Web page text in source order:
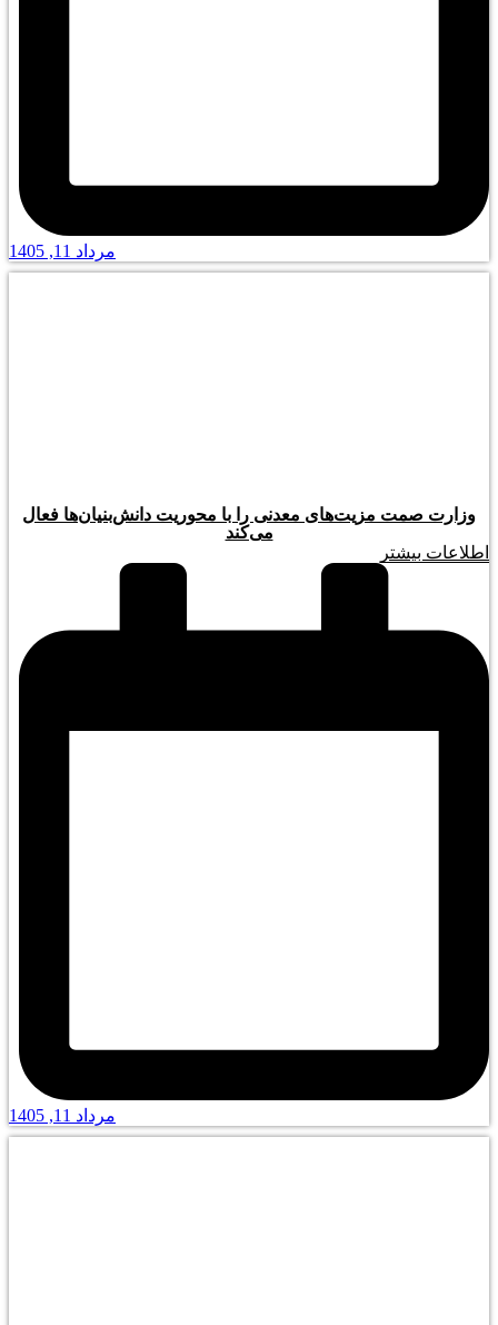
مرداد 11, 1405
وزارت صمت مزیت‌های معدنی را با محوریت دانش‌بنیان‌ها فعال
می‌کند
اطلاعات بیشتر
مرداد 11, 1405